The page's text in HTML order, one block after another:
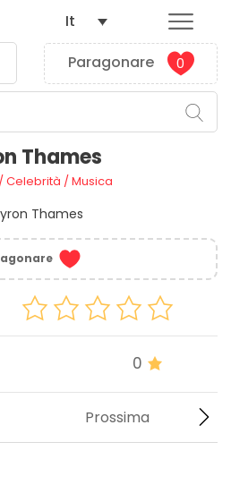
Paragonare 0
It
Thames
/Celebrità /Musica
0
Prossima